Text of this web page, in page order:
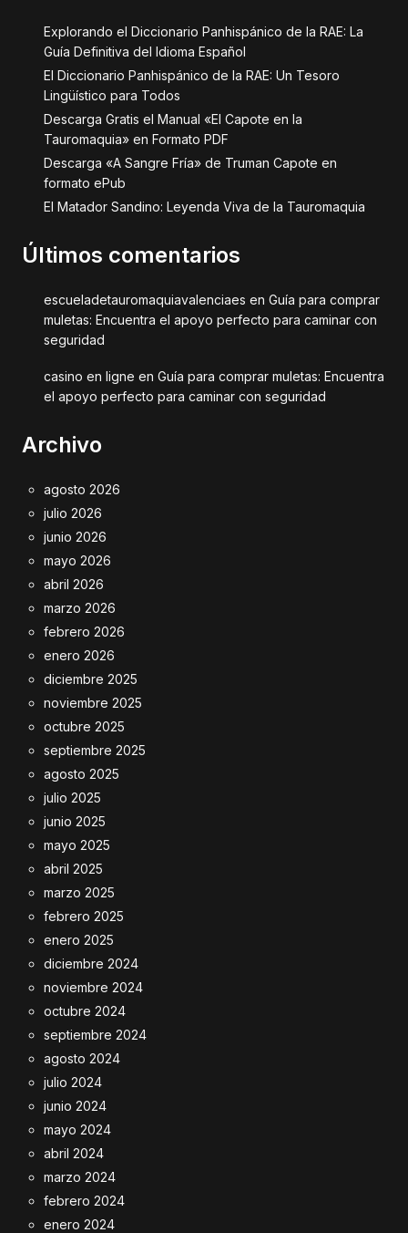
Explorando el Diccionario Panhispánico de la RAE: La
Guía Definitiva del Idioma Español
El Diccionario Panhispánico de la RAE: Un Tesoro
Lingüístico para Todos
Descarga Gratis el Manual «El Capote en la
Tauromaquia» en Formato PDF
Descarga «A Sangre Fría» de Truman Capote en
formato ePub
El Matador Sandino: Leyenda Viva de la Tauromaquia
Últimos comentarios
escueladetauromaquiavalenciaes en Guía para comprar
muletas: Encuentra el apoyo perfecto para caminar con
seguridad
casino en ligne en Guía para comprar muletas: Encuentra
el apoyo perfecto para caminar con seguridad
Archivo
agosto 2026
julio 2026
junio 2026
mayo 2026
abril 2026
marzo 2026
febrero 2026
enero 2026
diciembre 2025
noviembre 2025
octubre 2025
septiembre 2025
agosto 2025
julio 2025
junio 2025
mayo 2025
abril 2025
marzo 2025
febrero 2025
enero 2025
diciembre 2024
noviembre 2024
octubre 2024
septiembre 2024
agosto 2024
julio 2024
junio 2024
mayo 2024
abril 2024
marzo 2024
febrero 2024
enero 2024